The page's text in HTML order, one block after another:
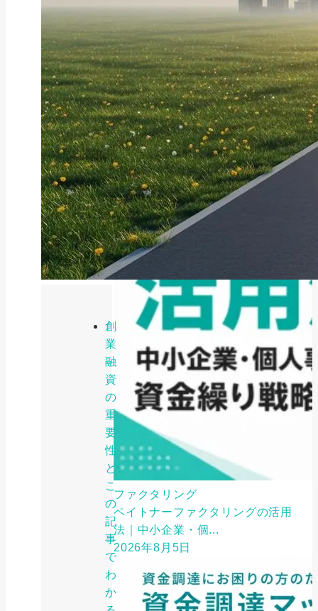
創
業
融
資
の
重
要
性
と、
こ
の
記
事
で
わ
か
ファクタリング
ファクタリングとは？仕組み・メ
リット・注意点と...
2026年8月6日
ファクタリング
ペイトナーファクタリングの活用
法｜中小企業・個...
2026年8月5日